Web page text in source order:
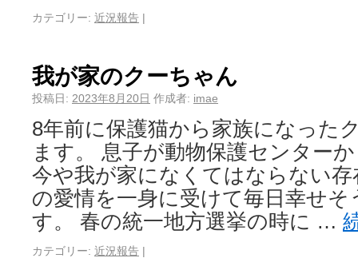
カテゴリー: 近況報告 |
我が家のクーちゃん
投稿日: 2023年8月20日 作成者: imae
8年前に保護猫から家族になった
ます。 息子が動物保護センター
今や我が家になくてはならない
の愛情を一身に受けて毎日幸せ
す。 春の統一地方選挙の時に …
カテゴリー: 近況報告 |